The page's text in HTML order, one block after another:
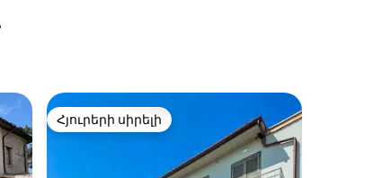
Հյուրերի սիրելի
Հյուրերի սիրելի